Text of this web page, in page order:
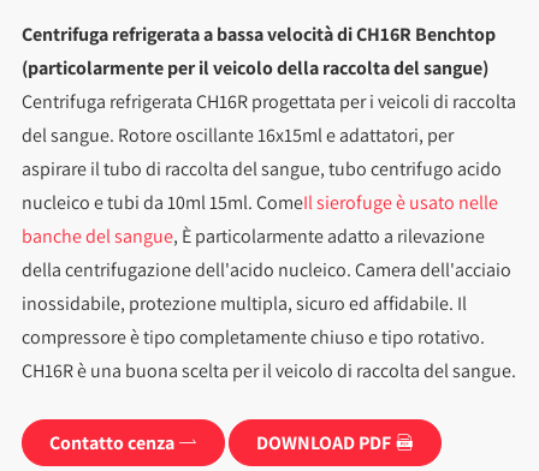
Centrifuga refrigerata a bassa velocità di CH16R Benchtop
(particolarmente per il veicolo della raccolta del sangue)
Centrifuga refrigerata CH16R progettata per i veicoli di raccolta
del sangue. Rotore oscillante 16x15ml e adattatori, per
aspirare il tubo di raccolta del sangue, tubo centrifugo acido
nucleico e tubi da 10ml 15ml. ComeIl sierofuge è usato nelle
banche del sangue, È particolarmente adatto a rilevazione
della centrifugazione dell'acido nucleico. Camera dell'acciaio
inossidabile, protezione multipla, sicuro ed affidabile. Il
compressore è tipo completamente chiuso e tipo rotativo.
CH16R è una buona scelta per il veicolo di raccolta del sangue.
Contatto cenza  DOWNLOAD PDF 